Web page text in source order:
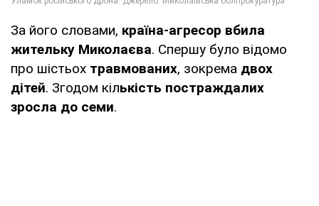
За його словами, країна-агресор вбила
жительку Миколаєва. Спершу було відомо
про шістьох травмованих, зокрема двох
дітей. Згодом кількість постраждалих
зросла до семи.